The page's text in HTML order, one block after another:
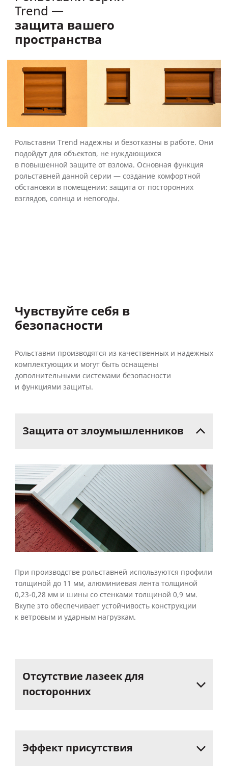
Trend —
защита вашего
пространства
Рольставни Trend надежны и безотказны в работе. Они
подойдут для объектов, не нуждающихся
в повышенной защите от взлома. Основная функция
рольставней данной серии — создание комфортной
обстановки в помещении: защита от посторонних
взглядов, солнца и непогоды.
Чувствуйте себя в
безопасности
Рольставни производятся из качественных и надежных
комплектующих и могут быть оснащены
дополнительными системами безопасности
и функциями защиты.
Защита отзлоумышленников
При производстве рольставней используются профили
толщиной до 11 мм, алюминиевая лента толщиной
0,23-0,28 мм и шины со стенками толщиной 0,9 мм.
Вкупе это обеспечивает устойчивость конструкции
к ветровым и ударным нагрузкам.
Отсутствие лазеекдля
посторонних
Эффект присутствия